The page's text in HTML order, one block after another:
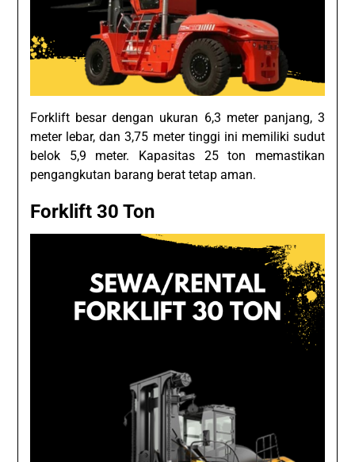
Forklift besar dengan ukuran 6,3 meter panjang, 3
meter lebar, dan 3,75 meter tinggi ini memiliki sudut
belok 5,9 meter. Kapasitas 25 ton memastikan
pengangkutan barang berat tetap aman.
Forklift 30 Ton